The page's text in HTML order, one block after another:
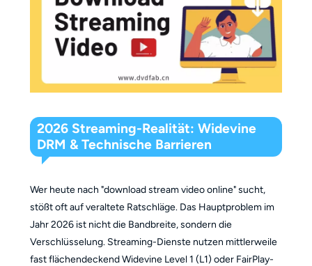
2026 Streaming-Realität: Widevine
DRM & Technische Barrieren
Wer heute nach "download stream video online" sucht,
stößt oft auf veraltete Ratschläge. Das Hauptproblem im
Jahr 2026 ist nicht die Bandbreite, sondern die
Verschlüsselung. Streaming-Dienste nutzen mittlerweile
fast flächendeckend Widevine Level 1 (L1) oder FairPlay-